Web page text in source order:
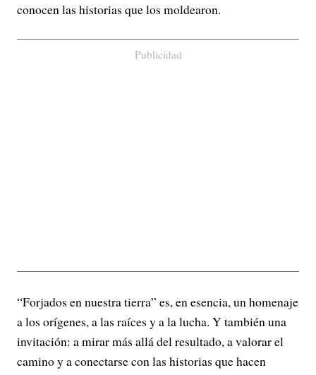
conocen las historias que los moldearon.
Publicidad
“Forjados en nuestra tierra” es, en esencia, un homenaje
a los orígenes, a las raíces y a la lucha. Y también una
invitación: a mirar más allá del resultado, a valorar el
camino y a conectarse con las historias que hacen